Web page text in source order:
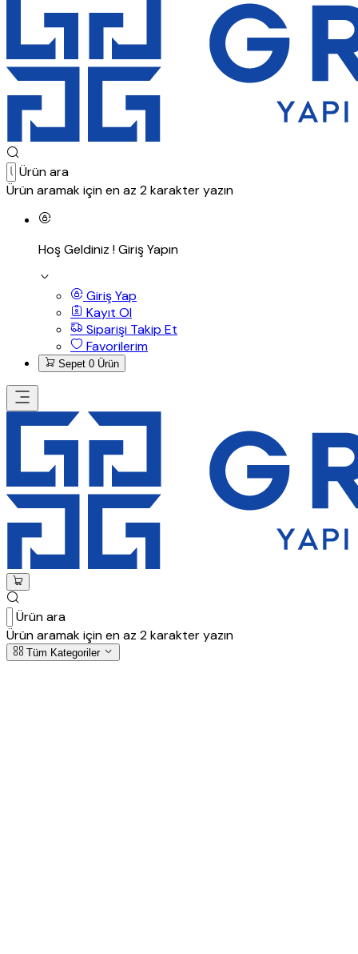
Ürün ara
Ürün aramak için en az 2 karakter yazın
Hoş Geldiniz !Giriş Yapın
Giriş Yap
Kayıt Ol
Siparişi Takip Et
Favorilerim
Sepet 0 Ürün
Ürün ara
Ürün aramak için en az 2 karakter yazın
Tüm Kategoriler